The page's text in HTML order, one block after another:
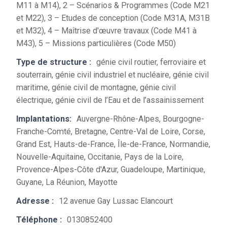
M11 à M14), 2 – Scénarios & Programmes (Code M21
et M22), 3 – Etudes de conception (Code M31A, M31B
et M32), 4 – Maîtrise d'œuvre travaux (Code M41 à
M43), 5 – Missions particulières (Code M50)
Type de structure : génie civil routier, ferroviaire et
souterrain, génie civil industriel et nucléaire, génie civil
maritime, génie civil de montagne, génie civil
électrique, génie civil de l’Eau et de l’assainissement
Implantations: Auvergne-Rhône-Alpes, Bourgogne-
Franche-Comté, Bretagne, Centre-Val de Loire, Corse,
Grand Est, Hauts-de-France, Île-de-France, Normandie,
Nouvelle-Aquitaine, Occitanie, Pays de la Loire,
Provence-Alpes-Côte d'Azur, Guadeloupe, Martinique,
Guyane, La Réunion, Mayotte
Adresse : 12 avenue Gay Lussac Elancourt
Téléphone : 0130852400